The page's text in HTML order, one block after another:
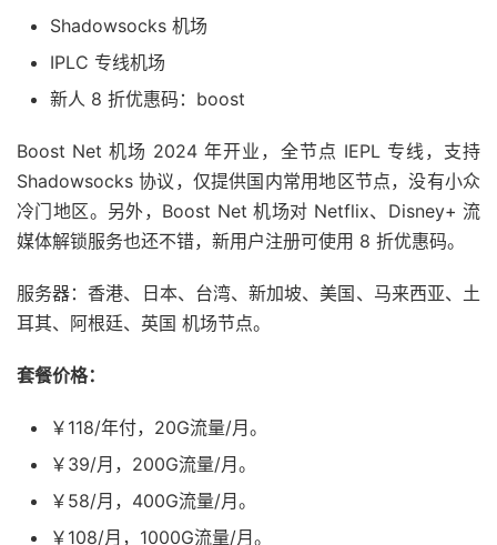
Shadowsocks 机场
IPLC 专线机场
新人 8 折优惠码：boost
Boost Net 机场 2024 年开业，全节点 IEPL 专线，支持
Shadowsocks 协议，仅提供国内常用地区节点，没有小众
冷门地区。另外，Boost Net 机场对 Netflix、Disney+ 流
媒体解锁服务也还不错，新用户注册可使用 8 折优惠码。
服务器：香港、日本、台湾、新加坡、美国、马来西亚、土
耳其、阿根廷、英国 机场节点。
套餐价格：
￥118/年付，20G流量/月。
￥39/月，200G流量/月。
￥58/月，400G流量/月。
￥108/月，1000G流量/月。